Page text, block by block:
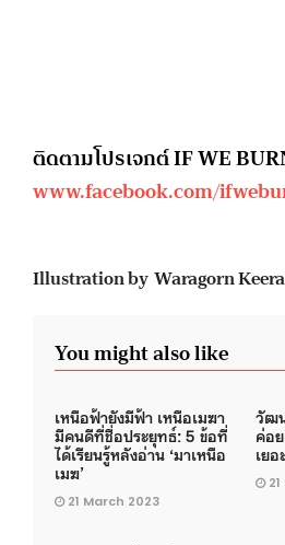
ติดตามโปรเจกต์ IF WE
www.facebook.com/
Illustration by Waragorn
You might also like
เหนือฟ้ายังมีฟ้า เหนือเมฆา
มีคนดีที่ชื่อประยุทธ์: 5 ข้อที่
ได้เรียนรู้หลังอ่าน ‘มาเหนือ
เมฆ’
21 March 2023
วัฒ
ค่อ
เย